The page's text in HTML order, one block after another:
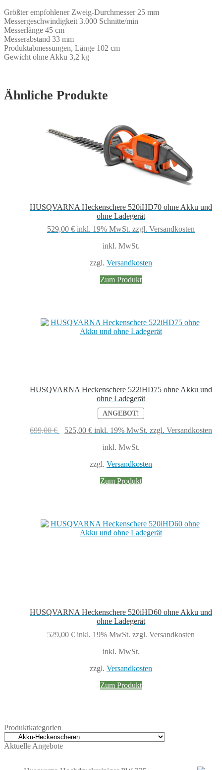
Größter empfohlener Zweig-Durchmesser 25 mm
Messergeschwindigkeit 3.000 Schnitte/min
Messerlänge 45 cm
Messerabstand 33 mm
Produktabmessungen, Länge 102 cm
Gewicht ohne Akku 3,2 kg
Ähnliche Produkte
HUSQVARNA Heckenschere 520iHD70 ohne Akku und
ohne Ladegerät
529,00 € inkl. 19% MwSt. zzgl. Versandkosten
inkl. MwSt.
zzgl. Versandkosten
Zum Produkt
HUSQVARNA Heckenschere 522iHD75 ohne Akku und
ohne Ladegerät
ANGEBOT!
699,00€
Ursprünglicher
525,00 €Aktueller
inkl. 19% MwSt. zzgl. Versandkosten
inkl. MwSt.
zzgl. Versandkosten
Zum Produkt
HUSQVARNA Heckenschere 520iHD60 ohne Akku und
ohne Ladegerät
529,00 € inkl. 19% MwSt. zzgl. Versandkosten
inkl. MwSt.
zzgl. Versandkosten
Zum Produkt
Produktkategorien
Aktuelle Angebote